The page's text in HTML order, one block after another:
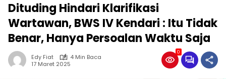
Dituding Hindari Klarifikasi
Wartawan, BWS IV Kendari : Itu Tidak
Benar, Hanya Persoalan Waktu Saja
Edy Fiat
4 Min Baca
17 Maret 2025
0